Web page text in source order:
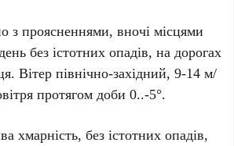
з проясненнями, вночі місцями
без істотних опадів, на дорогах
Вітер північно-західний, 9-14 м/
протягом доби 0..-5°.
хмарність, без істотних опадів,